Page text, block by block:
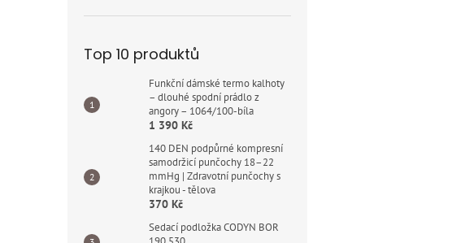
Top 10 produktů
Funkční dámské termo kalhoty
– dlouhé spodní prádlo z
angory – 1064/100-bíla
1 390 Kč
140 DEN podpůrné kompresní
samodržicí punčochy 18–22
mmHg | Zdravotní punčochy s
krajkou - tělova
370 Kč
Sedací podložka CODYN BOR